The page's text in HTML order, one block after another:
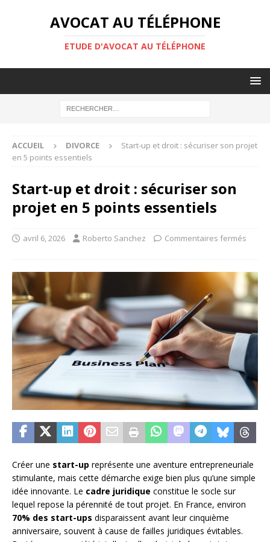
AVOCAT AU TÉLÉPHONE
ETUDE D'AVOCAT AU TÉLÉPHONE
ACCUEIL DIVORCE
Start-up et droit : sécuriser son projet
en 5 points essentiels
Start-up et droit : sécuriser son
projet en 5 points essentiels
avril 6, 2026 Roberto Sanchez Commentaires fermés
Créer une start-up représente une aventure entrepreneuriale
stimulante, mais cette démarche exige bien plus qu’une simple
idée innovante. Le cadre juridique constitue le socle sur
lequel repose la pérennité de tout projet. En France, environ
70% des start-ups disparaissent avant leur cinquième
anniversaire, souvent à cause de failles juridiques évitables.